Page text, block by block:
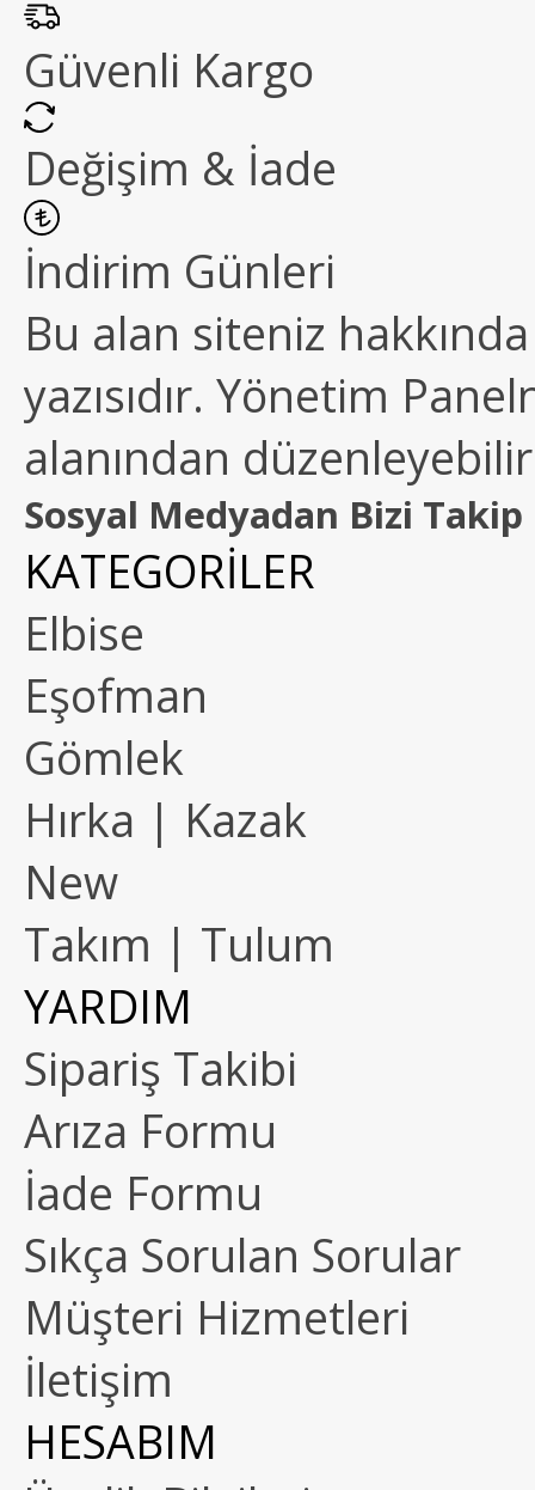
Güvenli Kargo
Değişim & İade
İndirim Günleri
Bu alan siteniz
yazısıdır. Yönetim
alanından
Sosyal Medyadan Bizi Takip
KATEGORİLER
Elbise
Eşofman
Gömlek
Hırka | Kazak
New
Takım | Tulum
YARDIM
Sipariş Takibi
Arıza Formu
İade Formu
Sıkça Sorulan Sorular
Müşteri Hizmetleri
İletişim
HESABIM